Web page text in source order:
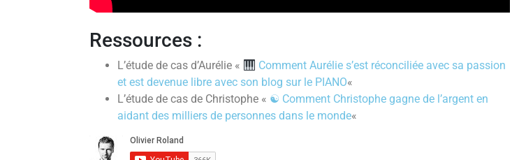
Ressources :
L’étude de cas d’Aurélie «
Comment Aurélie s’est réconciliée avec sa passion
et est devenue libre avec son blog sur le PIANO«
L’étude de cas de Christophe « ☯ Comment Christophe gagne de l’argent en
aidant des milliers de personnes dans le monde«